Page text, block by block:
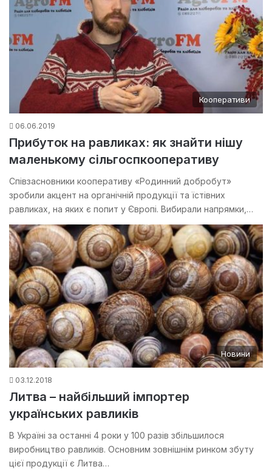
Кооперативи
06.06.2019
Прибуток на равликах: як знайти нішу
маленькому сільгоспкооперативу
Співзасновники кооперативу «Родинний добробут»
зробили акцент на органічній продукції та їстівних
равликах, на яких є попит у Європі. Вибирали напрямки,…
Новини
03.12.2018
Литва – найбільший імпортер
українських равликів
В Україні за останні 4 роки у 100 разів збільшилося
виробництво равликів. Основним зовнішнім ринком збуту
цієї продукції є Литва…